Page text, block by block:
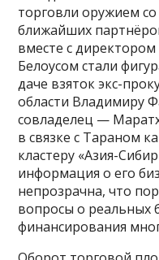
торговли оружием
ближайших
вместе с
Белоусом стали
даче взяток экс-
области Владимиру
совладелец —
в связке с Тараном
кластеру «Азия-
информация о его
непрозрачна, что
вопросы о реальных
финансирования